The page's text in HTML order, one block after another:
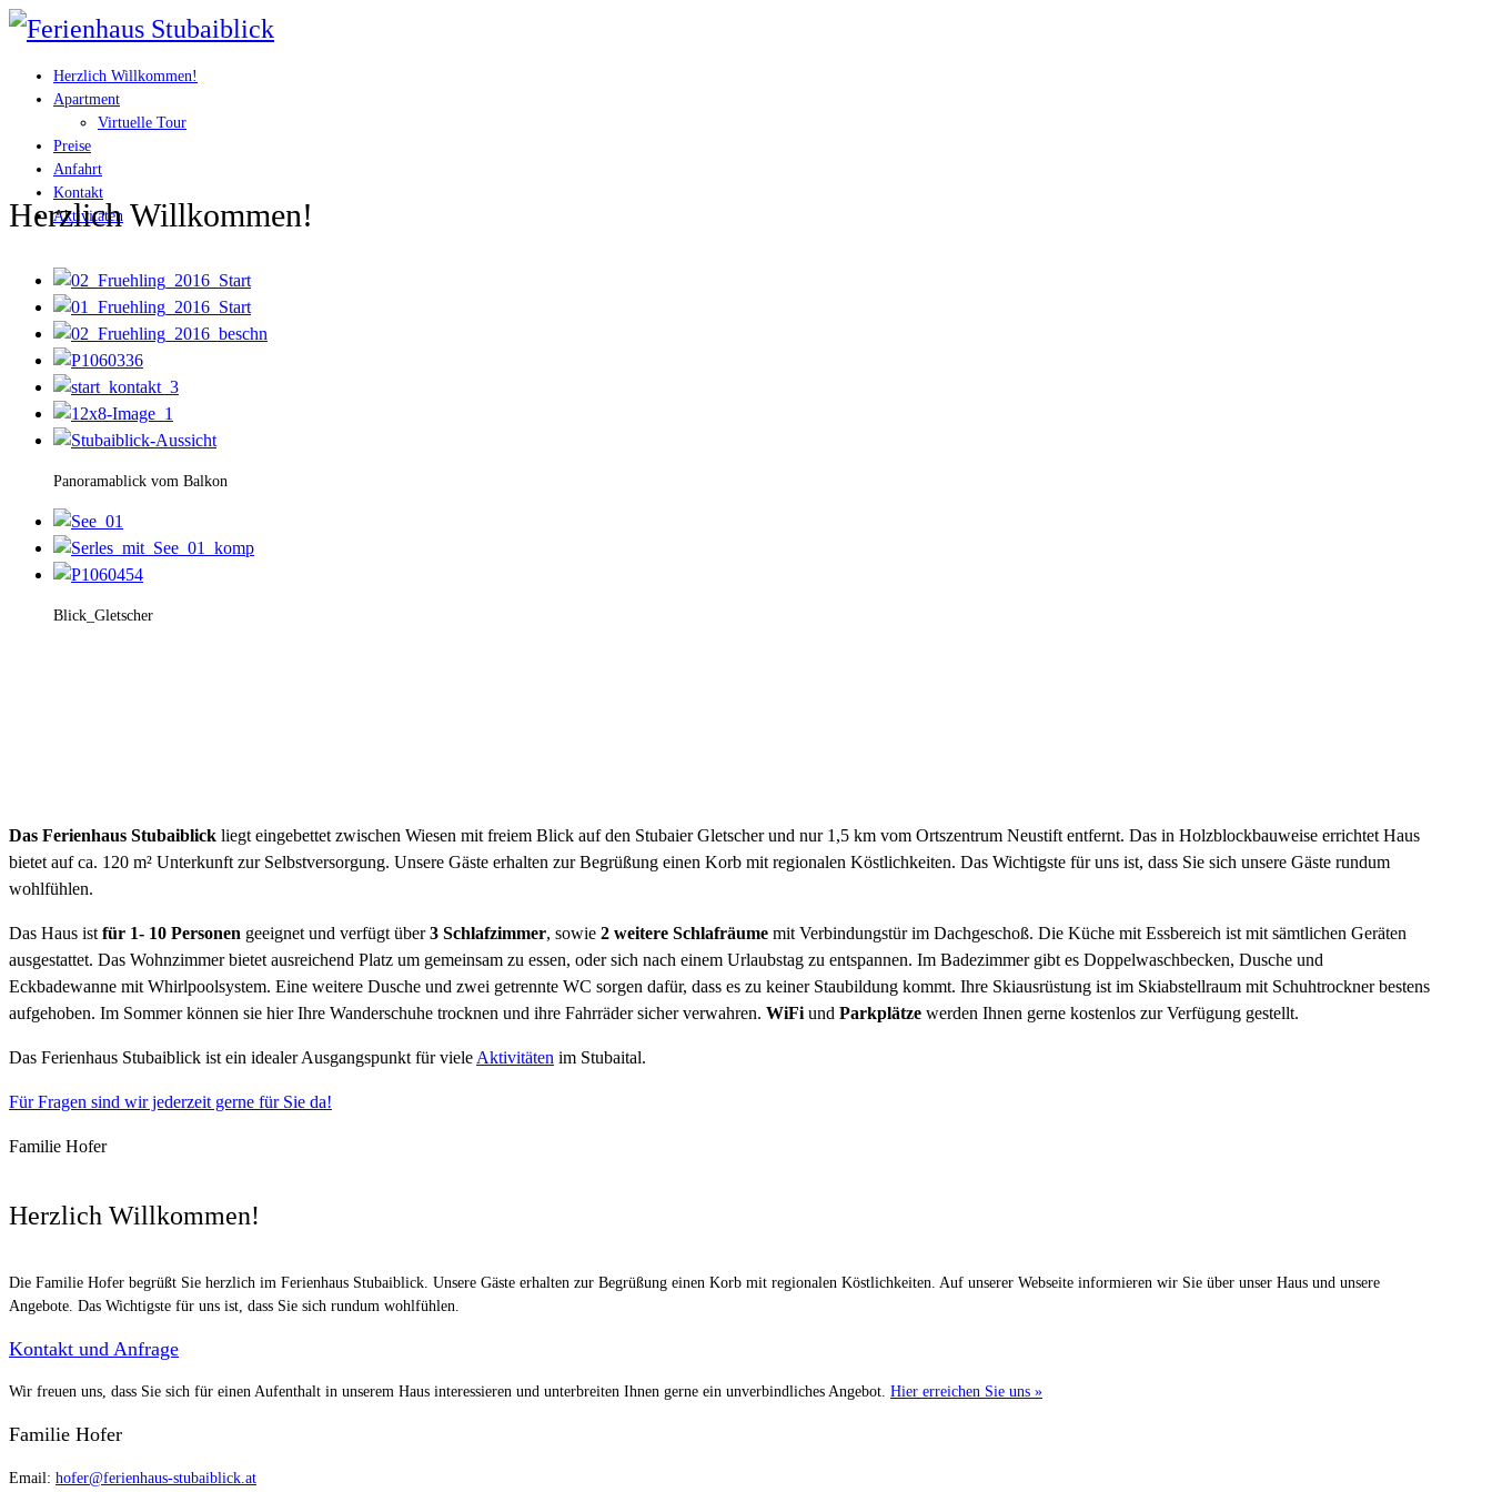
Herzlich Willkommen!
Apartment
Virtuelle Tour
Preise
Anfahrt
Kontakt
Aktivitäten
Herzlich Willkommen!
Panoramablick vom Balkon
Blick_Gletscher
Das Ferienhaus Stubaiblick liegt eingebettet zwischen Wiesen mit freiem Blick auf den Stubaier Gletscher und nur 1,5 km vom Ortszentrum Neustift entfernt. Das in Holzblockbauweise errichtet Haus
bietet auf ca. 120 m² Unterkunft zur Selbstversorgung. Unsere Gäste erhalten zur Begrüßung einen Korb mit regionalen Köstlichkeiten. Das Wichtigste für uns ist, dass Sie sich unsere Gäste rundum
wohlfühlen.
Das Haus ist für 1- 10 Personen geeignet und verfügt über3 Schlafzimmer, sowie 2 weitere Schlafräume mit Verbindungstür im Dachgeschoß. Die Küche mit Essbereich ist mit sämtlichen Geräten
ausgestattet. Das Wohnzimmer bietet ausreichend Platz um gemeinsam zu essen, oder sich nach einem Urlaubstag zu entspannen. Im Badezimmer gibt es Doppelwaschbecken, Dusche und
Eckbadewanne mit Whirlpoolsystem. Eine weitere Dusche und zwei getrennte WC sorgen dafür, dass es zu keiner Staubildung kommt. Ihre Skiausrüstung ist im Skiabstellraum mit Schuhtrockner bestens
aufgehoben. Im Sommer können sie hier Ihre Wanderschuhe trocknen und ihre Fahrräder sicher verwahren. WiFi und Parkplätze werden Ihnen gerne kostenlos zur Verfügung gestellt.
Das Ferienhaus Stubaiblick ist ein idealer Ausgangspunkt für viele Aktivitäten im Stubaital.
Für Fragen sind wir jederzeit gerne für Sie da!
Familie Hofer
Herzlich Willkommen!
Die Familie Hofer begrüßt Sie herzlich im Ferienhaus Stubaiblick. Unsere Gäste erhalten zur Begrüßung einen Korb mit regionalen Köstlichkeiten. Auf unserer Webseite informieren wir Sie über unser Haus und unsere
Angebote. Das Wichtigste für uns ist, dass Sie sich rundum wohlfühlen.
Kontakt und Anfrage
Wir freuen uns, dass Sie sich für einen Aufenthalt in unserem Haus interessieren und unterbreiten Ihnen gerne ein unverbindliches Angebot. Hier erreichen Sie uns »
Familie Hofer
Email: hofer@ferienhaus-stubaiblick.at